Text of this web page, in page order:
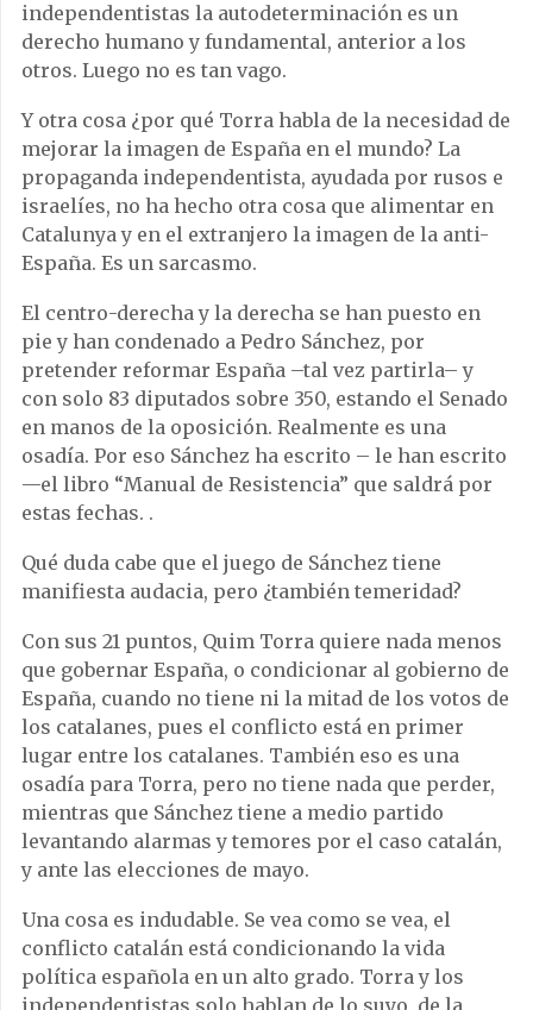
independentistas la autodeterminación es un
derecho humano y fundamental, anterior a los
otros. Luego no es tan vago.
Y otra cosa ¿por qué Torra habla de la necesidad de
mejorar la imagen de España en el mundo? La
propaganda independentista, ayudada por rusos e
israelíes, no ha hecho otra cosa que alimentar en
Catalunya y en el extranjero la imagen de la anti-
España. Es un sarcasmo.
El centro-derecha y la derecha se han puesto en
pie y han condenado a Pedro Sánchez, por
pretender reformar España –tal vez partirla– y
con solo 83 diputados sobre 350, estando el Senado
en manos de la oposición. Realmente es una
osadía. Por eso Sánchez ha escrito – le han escrito
—el libro “Manual de Resistencia” que saldrá por
estas fechas. .
Qué duda cabe que el juego de Sánchez tiene
manifiesta audacia, pero ¿también temeridad?
Con sus 21 puntos, Quim Torra quiere nada menos
que gobernar España, o condicionar al gobierno de
España, cuando no tiene ni la mitad de los votos de
los catalanes, pues el conflicto está en primer
lugar entre los catalanes. También eso es una
osadía para Torra, pero no tiene nada que perder,
mientras que Sánchez tiene a medio partido
levantando alarmas y temores por el caso catalán,
y ante las elecciones de mayo.
Una cosa es indudable. Se vea como se vea, el
conflicto catalán está condicionando la vida
política española en un alto grado. Torra y los